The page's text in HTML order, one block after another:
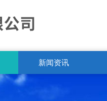
新闻资讯